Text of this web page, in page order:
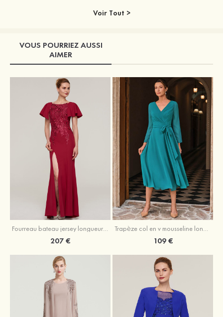
Voir Tout >
VOUS POURRIEZ AUSSI
AIMER
207 € 109 €